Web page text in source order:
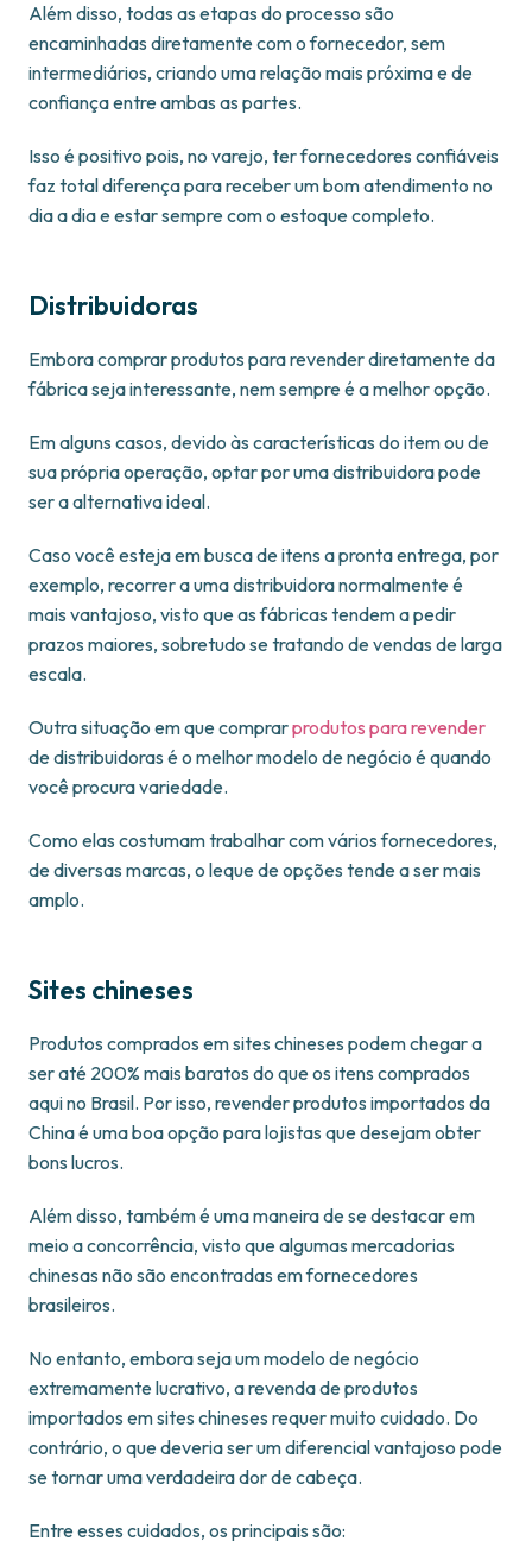
Além disso, todas as etapas do processo são
encaminhadas diretamente com o fornecedor, sem
intermediários, criando uma relação mais próxima e de
confiança entre ambas as partes.
Isso é positivo pois, no varejo, ter fornecedores confiáveis
faz total diferença para receber um bom atendimento no
dia a dia e estar sempre com o estoque completo.
Distribuidoras
Embora comprar produtos para revender diretamente da
fábrica seja interessante, nem sempre é a melhor opção.
Em alguns casos, devido às características do item ou de
sua própria operação, optar por uma distribuidora pode
ser a alternativa ideal.
Caso você esteja em busca de itens a pronta entrega, por
exemplo, recorrer a uma distribuidora normalmente é
mais vantajoso, visto que as fábricas tendem a pedir
prazos maiores, sobretudo se tratando de vendas de larga
escala.
Outra situação em que comprarprodutos para revender
de distribuidoras é o melhor modelo de negócio é quando
você procura variedade.
Como elas costumam trabalhar com vários fornecedores,
de diversas marcas, o leque de opções tende a ser mais
amplo.
Sites chineses
Produtos comprados em sites chineses podem chegar a
ser até 200% mais baratos do que os itens comprados
aqui no Brasil. Por isso, revender produtos importados da
China é uma boa opção para lojistas que desejam obter
bons lucros.
Além disso, também é uma maneira de se destacar em
meio a concorrência, visto que algumas mercadorias
chinesas não são encontradas em fornecedores
brasileiros.
No entanto, embora seja um modelo de negócio
extremamente lucrativo, a revenda de produtos
importados em sites chineses requer muito cuidado. Do
contrário, o que deveria ser um diferencial vantajoso pode
se tornar uma verdadeira dor de cabeça.
Entre esses cuidados, os principais são: